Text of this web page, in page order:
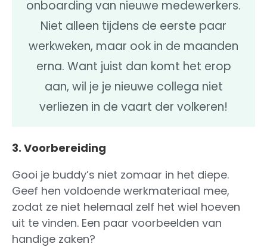
onboarding van nieuwe medewerkers.
Niet alleen tijdens de eerste paar
werkweken, maar ook in de maanden
erna. Want juist dan komt het erop
aan, wil je je nieuwe collega niet
verliezen in de vaart der volkeren!
3. Voorbereiding
Gooi je buddy’s niet zomaar in het diepe.
Geef hen voldoende werkmateriaal mee,
zodat ze niet helemaal zelf het wiel hoeven
uit te vinden. Een paar voorbeelden van
handige zaken?